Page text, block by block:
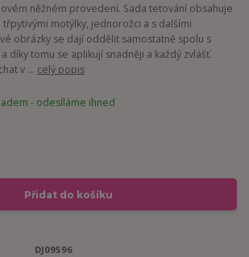
něžném provedení. Sada tetování obsahuje
motýlky, jednorožci a s dalšími
obrázky se dají oddělit samostatně spolu s
díky tomu se aplikují snadněji a každý zvlášť.
v ... celý popis
- odesíláme ihned
Přidat do košíku
DJ09596